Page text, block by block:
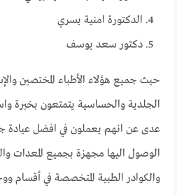
الدكتورة امنية يسري
دكتور سعد يوسف
حيث جميع هؤلاء الأطباء المختصين
الجلدية والحساسية يتمتعون بخبرة
عدى عن انهم يعملون في افضل عيادة
الوصول اليها مجهزة بجميع المعدات
والكوادر الطبية المتخصصة في أقسام